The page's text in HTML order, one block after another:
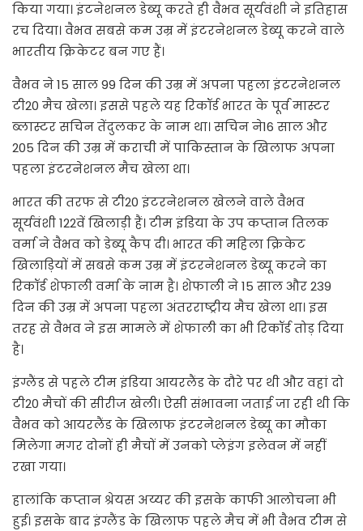
किया गया। इंटनेशनल डेब्यू करते ही वैभव सूर्यवंशी ने इतिहास
रच दिया। वैभव सबसे कम उम्र में इंटरनेशनल डेब्यू करने वाले
भारतीय क्रिकेटर बन गए हैं।
वैभव ने 15 साल 99 दिन की उम्र में अपना पहला इंटरनेशनल
टी20 मैच खेला। इससे पहले यह रिकॉर्ड भारत के पूर्व मास्टर
ब्लास्टर सचिन तेंदुलकर के नाम था। सचिन ने16 साल और
205 दिन की उम्र में कराची में पाकिस्तान के खिलाफ अपना
पहला इंटरनेशनल मैच खेला था।
भारत की तरफ से टी20 इंटरनेशनल खेलने वाले वैभव
सूर्यवंशी 122वें खिलाड़ी हैं। टीम इंडिया के उप कप्तान तिलक
वर्मा ने वैभव को डेब्यू कैप दी। भारत की महिला क्रिकेट
खिलाड़ियों में सबसे कम उम्र में इंटरनेशनल डेब्यू करने का
रिकॉर्ड शेफाली वर्मा के नाम है। शेफाली ने 15 साल और 239
दिन की उम्र में अपना पहला अंतरराष्ट्रीय मैच खेला था। इस
तरह से वैभव ने इस मामले में शेफाली का भी रिकॉर्ड तोड़ दिया
है।
इंग्लैंड से पहले टीम इंडिया आयरलैंड के दौरे पर थी और वहां दो
टी20 मैचों की सीरीज खेली। ऐसी संभावना जताई जा रही थी कि
वैभव को आयरलैंड के खिलाफ इंटरनेशनल डेब्यू का मौका
मिलेगा मगर दोनों ही मैचों में उनको प्लेइंग इलेवन में नहीं
रखा गया।
हालांकि कप्तान श्रेयस अय्यर की इसके काफी आलोचना भी
हुई। इसके बाद इंग्लैंड के खिलाफ पहले मैच में भी वैभव टीम से